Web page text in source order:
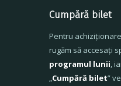
Cumpără bilet
Pentru
rugăm să accesați
programul lunii,
„Cumpără bilet”